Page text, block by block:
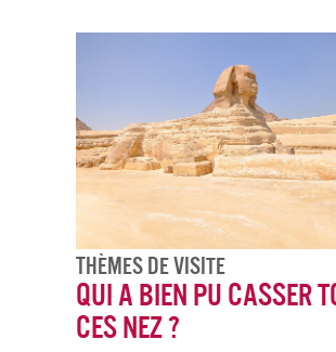
Thèmes De Visite
Qui a bien pu casser
ces nez ?